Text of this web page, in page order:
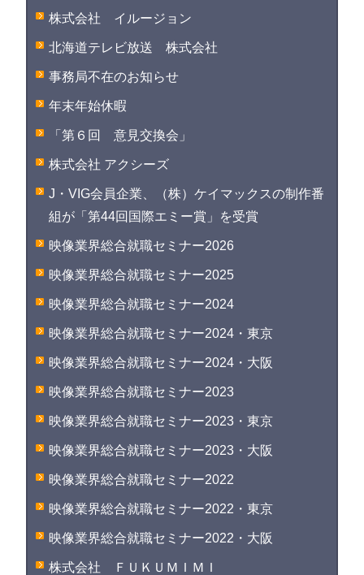
株式会社 イルージョン
北海道テレビ放送 株式会社
事務局不在のお知らせ
年末年始休暇
「第６回 意見交換会」
株式会社 アクシーズ
J・VIG会員企業、（株）ケイマックスの制作番
組が「第44回国際エミー賞」を受賞
映像業界総合就職セミナー2026
映像業界総合就職セミナー2025
映像業界総合就職セミナー2024
映像業界総合就職セミナー2024・東京
映像業界総合就職セミナー2024・大阪
映像業界総合就職セミナー2023
映像業界総合就職セミナー2023・東京
映像業界総合就職セミナー2023・大阪
映像業界総合就職セミナー2022
映像業界総合就職セミナー2022・東京
映像業界総合就職セミナー2022・大阪
株式会社 ＦＵＫＵＭＩＭＩ